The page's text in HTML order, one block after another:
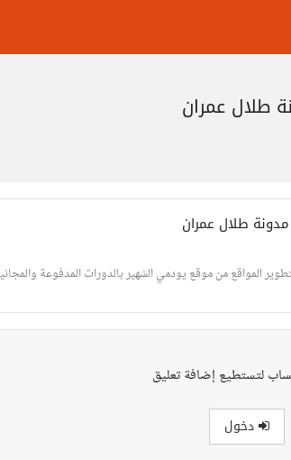
أفضل 8 دورات مجانية لتطوير المواقع من موقع يودمي الشهير بالدورات المدفوعة
لتستطيع إضافة تعليق
دخول